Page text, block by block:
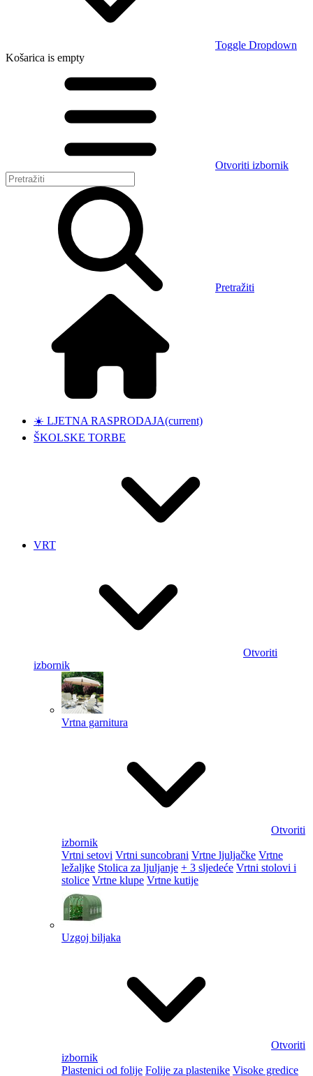
Toggle Dropdown
Košarica is empty
Otvoriti izbornik
Pretražiti
☀️ LJETNA RASPRODAJA(current)
ŠKOLSKE TORBE
VRT
Otvoriti
izbornik
Vrtna garnitura
Otvoriti
izbornik
Vrtni setovi Vrtni suncobrani Vrtne ljuljačke Vrtne
ležaljke Stolica za ljuljanje + 3 sljedeće Vrtni stolovi i
stolice Vrtne klupe Vrtne kutije
Uzgoj biljaka
Otvoriti
izbornik
Plastenici od folije Folije za plastenike Visoke gredice